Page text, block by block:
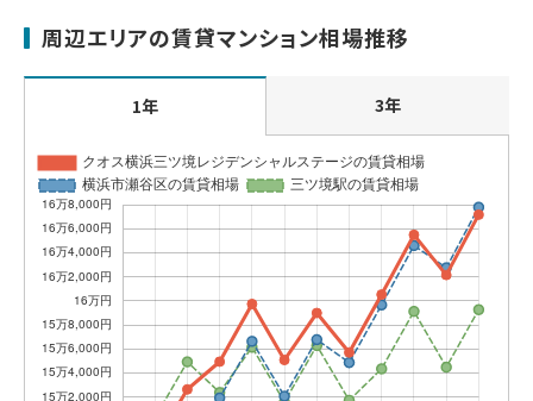
周辺エリアの賃貸マンション相場推移
1年 3年